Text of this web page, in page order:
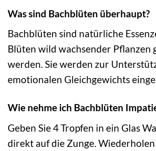
Was sind Bachblüten überhaupt?
Bachblüten sind natürliche
Blüten wild wachsender Pflanzen
werden. Sie werden zur
emotionalen Gleichgewichts
Wie nehme ich Bachblüten
Geben Sie 4 Tropfen in ein Glas
direkt auf die Zunge. Wiederholen